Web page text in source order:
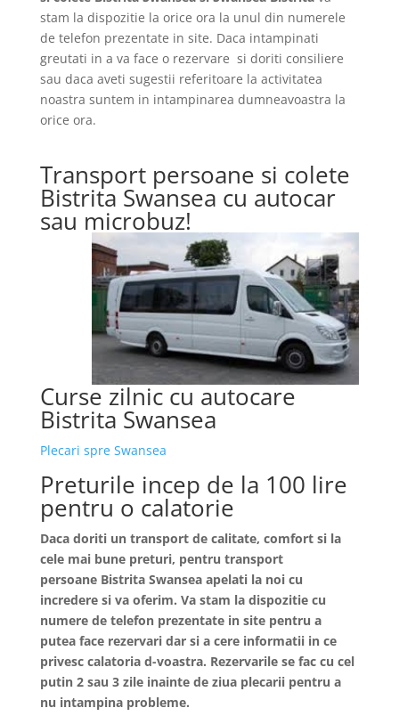
stam la dispozitie la orice ora la unul din numerele
de telefon prezentate in site. Daca intampinati
greutati in a va face o rezervare si doriti consiliere
sau daca aveti sugestii referitoare la activitatea
noastra suntem in intampinarea dumneavoastra la
orice ora.
Transport persoane si colete
Bistrita Swansea cu autocar
sau microbuz!
Curse zilnic cu autocare
Bistrita Swansea
Plecari spre Swansea
Preturile incep de la 100 lire
pentru o calatorie
Daca doriti un transport de calitate, comfort si la
cele mai bune preturi, pentru transport
persoane Bistrita Swansea apelati la noi cu
incredere si va oferim. Va stam la dispozitie cu
numere de telefon prezentate in site pentru a
putea face rezervari dar si a cere informatii in ce
privesc calatoria d-voastra. Rezervarile se fac cu cel
putin 2 sau 3 zile inainte de ziua plecarii pentru a
nu intampina probleme.